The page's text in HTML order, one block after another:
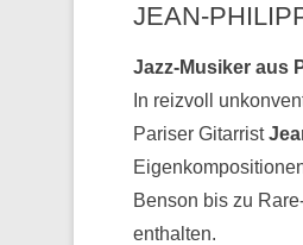
JEAN-
Jazz-Musiker aus
In reizvoll
Pariser Gitarrist
Benson bis zu
enthalten.